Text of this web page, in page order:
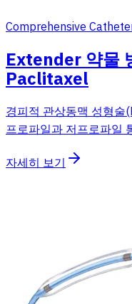
Comprehensive
Extender 약물
Paclitaxel
경피적 관상동맥 성형술
프로파일과 저프로파일
자세히 보기